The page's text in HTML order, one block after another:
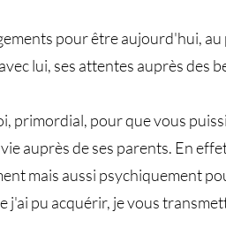
pour être aujourd'hui, au
lui, ses attentes auprès des
primordial, pour que vous
auprès de ses parents. En
mais aussi psychiquement
j'ai pu acquérir, je vous